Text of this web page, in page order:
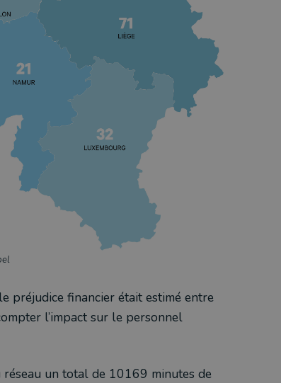
préjudice financier était estimé entre
l’impact sur le personnel
réseau un total de 10169 minutes de